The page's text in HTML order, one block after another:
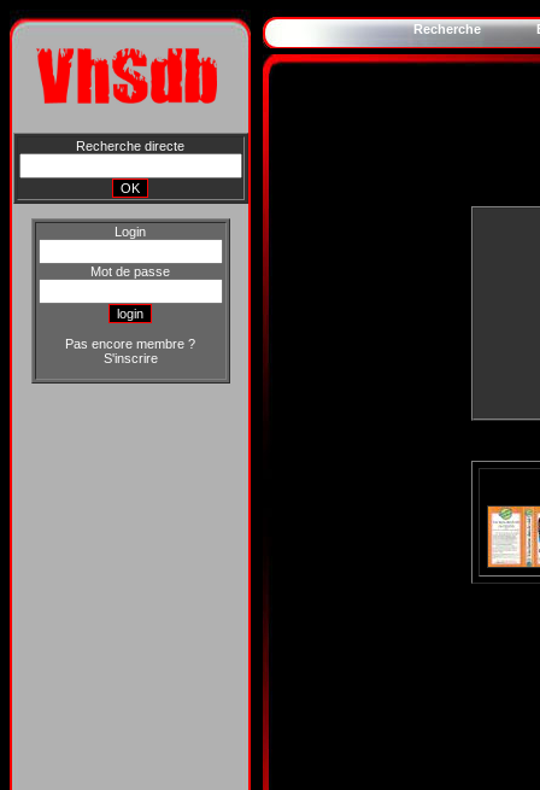
Recherche directe
Login
Mot de passe
Pas encore membre ?
S'inscrire
Recherche